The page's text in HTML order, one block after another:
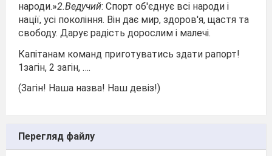
народи.»2.Ведучий: Спорт об'єднує всі народи і
нації, усі покоління. Він дає мир, здоров'я, щастя та
свободу. Дарує радість дорослим і малечі.
Капітанам команд приготуватись здати рапорт!
1загін, 2 загін, ….
(Загін! Наша назва! Наш девіз!)
Перегляд файлу